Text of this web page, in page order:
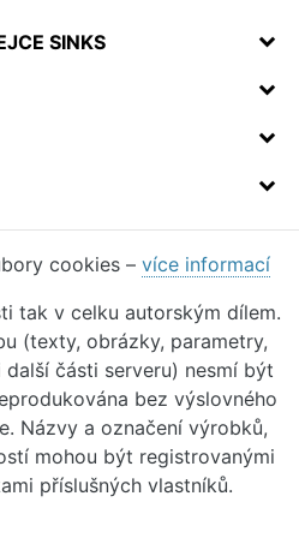
SINKS
cookies – více informací
tak v celku autorským dílem.
(texty, obrázky, parametry,
části serveru) nesmí být
bez výslovného
Názvy a označení výrobků,
mohou být registrovanými
příslušných vlastníků.